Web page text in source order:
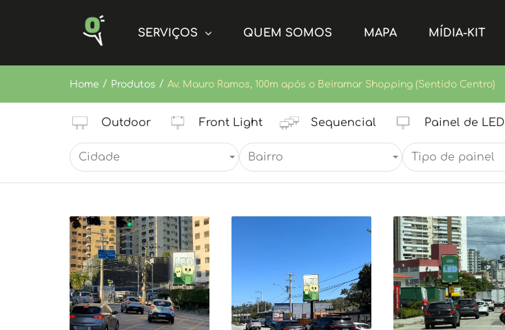
SERVIÇOS QUEM SOMOS MAPA MÍDIA-KIT
Home / Produtos / Av. Mauro Ramos, 100m após o Beiramar Shopping (Sentido Centro)
Outdoor Front Light Sequencial Painel de LED
Cidade Bairro Tipo de painel